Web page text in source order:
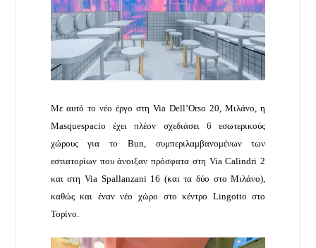
Με αυτό το νέο έργο στη Via Dell’Orso 20, Μιλάνο, η
Masquespacio έχει πλέον σχεδιάσει 6 εσωτερικούς
χώρους για το Bun, συμπεριλαμβανομένων των
εστιατορίων που άνοιξαν πρόσφατα στη Via Calindri 2
και στη Via Spallanzani 16 (και τα δύο στο Μιλάνο),
καθώς και έναν νέο χώρο στο κέντρο Lingotto στο
Τορίνο.